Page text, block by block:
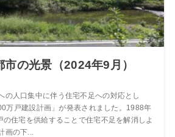
の光景（2024年9月）
の人口集中に伴う住宅不足への対応とし
万戸建設計画」が発表されました。1988年
住宅を供給することで住宅不足を解消しよ
画の下...